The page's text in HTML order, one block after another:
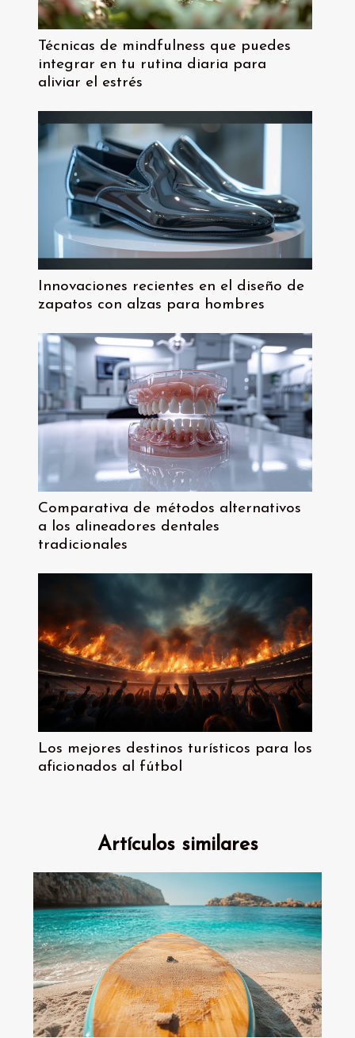
Técnicas de mindfulness que puedes
integrar en tu rutina diaria para
aliviar el estrés
Innovaciones recientes en el diseño de
zapatos con alzas para hombres
Comparativa de métodos alternativos
a los alineadores dentales
tradicionales
Los mejores destinos turísticos para los
aficionados al fútbol
Artículos similares